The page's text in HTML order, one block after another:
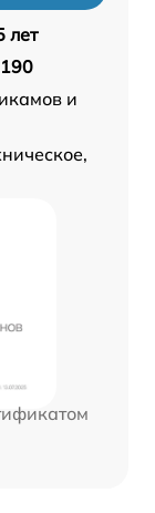
лет
и